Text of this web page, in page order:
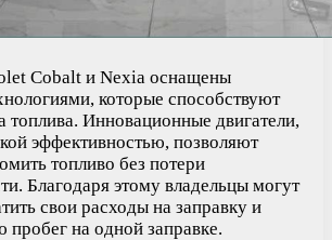
Cobalt и Nexia оснащены
которые способствуют
Инновационные двигатели,
эффективностью, позволяют
топливо без потери
Благодаря этому владельцы могут
свои расходы на заправку и
на одной заправке.